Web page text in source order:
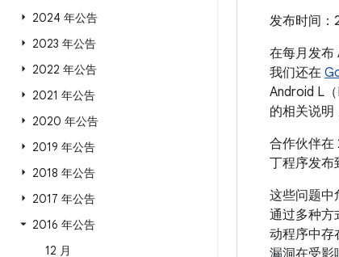
2024 年公告
2023 年公告
2022 年公告
2021 年公告
2020 年公告
2019 年公告
2018 年公告
2017 年公告
2016 年公告
12 月
发布时间：
在每月发布
我们还在
Android L
的相关说明
合作伙伴在
丁程序发布
这些问题中
通过多种方
动程序中存
漏洞在受影